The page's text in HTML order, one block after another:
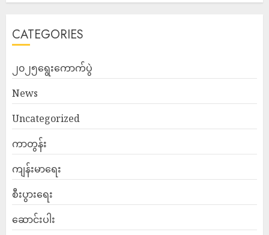
CATEGORIES
၂၀၂၅ရွေးကောက်ပွဲ
News
Uncategorized
ကာတွန်း
ကျန်းမာရေး
စီးပွားရေး
ဆောင်းပါး